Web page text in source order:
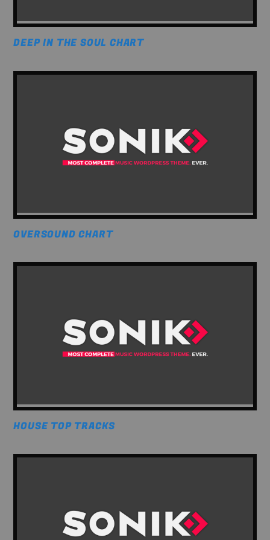
DEEP IN THE SOUL CHART
OVERSOUND CHART
HOUSE TOP TRACKS